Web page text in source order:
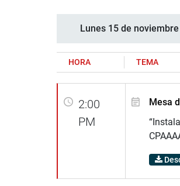
Lunes 15 de noviembre
HORA TEMA
2:00
PM
Mesa